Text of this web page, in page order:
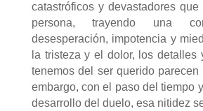
catastróficos y devastadores
persona, trayendo una
desesperación, impotencia y
la tristeza y el dolor, los detalles
tenemos del ser querido parecen
embargo, con el paso del tiempo
desarrollo del duelo, esa nitidez